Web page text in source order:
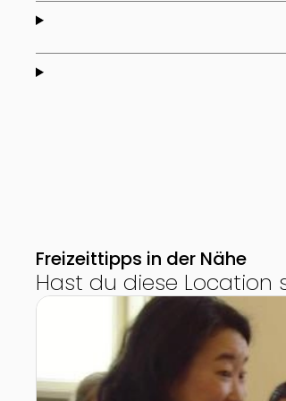
Freizeittipps in der Nähe
Hast du diese Location
Zur Detailseite von Geburtstag